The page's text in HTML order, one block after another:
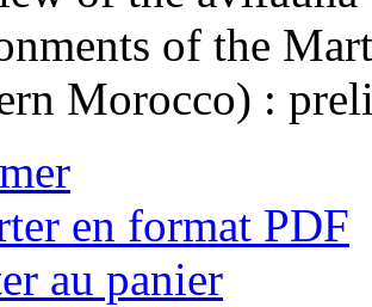
of the
Morocco) :
en format PDF
au panier